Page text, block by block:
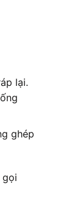
lại.
ghép
gọi